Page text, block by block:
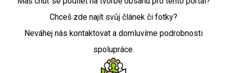
Chceš zde najít svůj článek či fotky?
Neváhej nás kontaktovat a domluvíme podrobnosti
spolupráce.